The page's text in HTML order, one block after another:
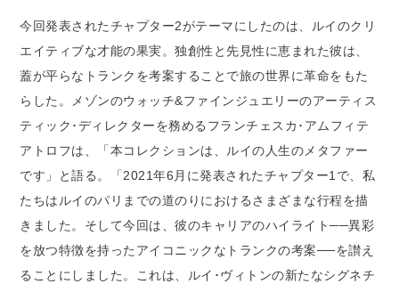
今回発表されたチャプター2がテーマにしたのは、ルイのクリ
エイティブな才能の果実。独創性と先見性に恵まれた彼は、
蓋が平らなトランクを考案することで旅の世界に革命をもた
らした。メゾンのウォッチ&ファインジュエリーのアーティス
ティック･ディレクターを務めるフランチェスカ･アムフィテ
アトロフは、「本コレクションは、ルイの人生のメタファー
です」と語る。「2021年6月に発表されたチャプター1で、私
たちはルイのパリまでの道のりにおけるさまざまな行程を描
きました。そして今回は、彼のキャリアのハイライト──異彩
を放つ特徴を持ったアイコニックなトランクの考案──を讃え
ることにしました。これは、ルイ･ヴィトンの新たなシグネチ